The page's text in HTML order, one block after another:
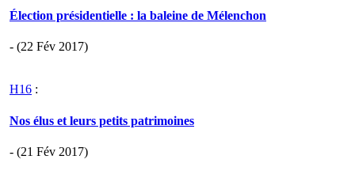
Élection présidentielle : la baleine de Mélenchon
- (22 Fév 2017)
H16 :
Nos élus et leurs petits patrimoines
- (21 Fév 2017)